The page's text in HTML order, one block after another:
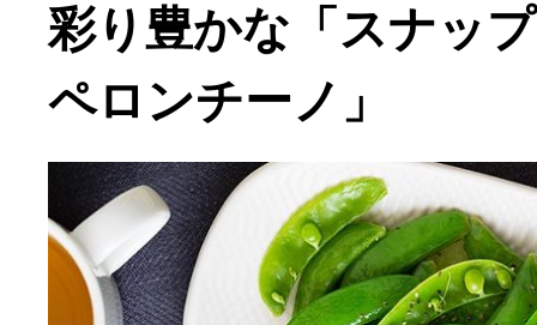
彩り豊かな「スナッ
ペロンチーノ」